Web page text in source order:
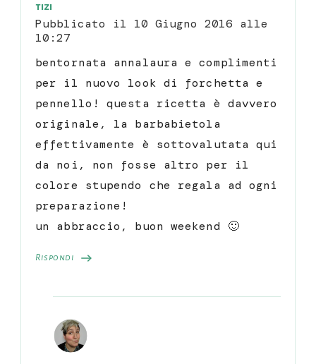
tizi
Pubblicato il 10 Giugno 2016 alle
10:27
Rispondi
bentornata annalaura e complimenti
per il nuovo look di forchetta e
pennello! questa ricetta è davvero
originale, la barbabietola
effettivamente è sottovalutata qui
da noi, non fosse altro per il
colore stupendo che regala ad ogni
preparazione!
un abbraccio, buon weekend 🙂